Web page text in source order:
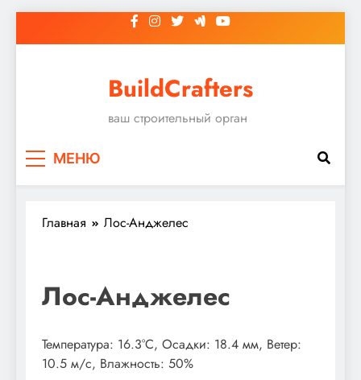
к
BuildCrafters
ваш строительный орган
МЕНЮ
Главная Лос-Анджелес
Лос-Анджелес
Температура: 16.3°C, Осадки: 18.4 мм, Ветер:
10.5 м/с, Влажность: 50%